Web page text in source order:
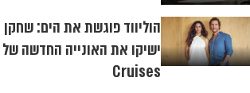
הוליווד פוגשת את הים: שחקן
Cruises